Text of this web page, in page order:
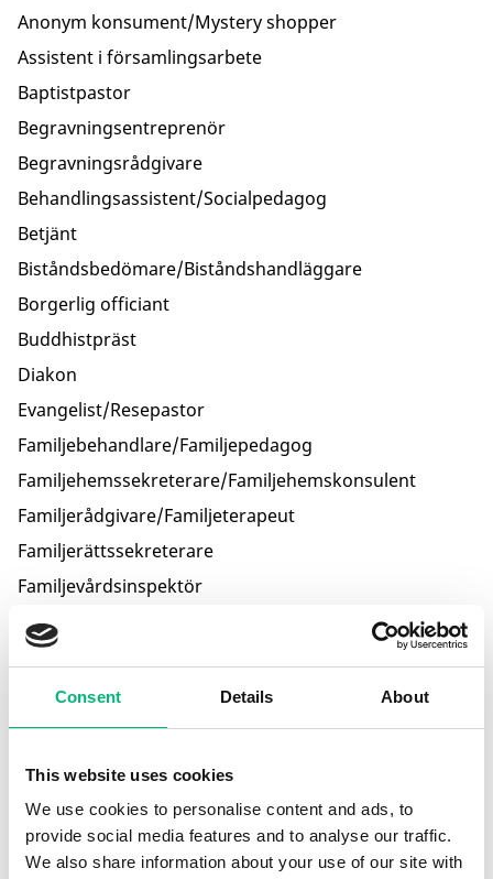
Consent Details About
This website uses cookies
We use cookies to personalise content and ads, to
provide social media features and to analyse our traffic.
We also share information about your use of our site with
Anonym konsument/Mystery shopper
Assistent i församlingsarbete
Baptistpastor
Begravningsentreprenör
Begravningsrådgivare
Behandlingsassistent/Socialpedagog
Betjänt
Biståndsbedömare/Biståndshandläggare
Borgerlig officiant
Buddhistpräst
Diakon
Evangelist/Resepastor
Familjebehandlare/Familjepedagog
Familjehemssekreterare/Familjehemskonsulent
Familjerådgivare/Familjeterapeut
Familjerättssekreterare
Familjevårdsinspektör
Folkhälsosekreterare
Friskvårdsledare
Fritidsassistent
Fritidskonsulent
Fritidsledare
Fritidsledare, församling/Ungdomsledare, församling